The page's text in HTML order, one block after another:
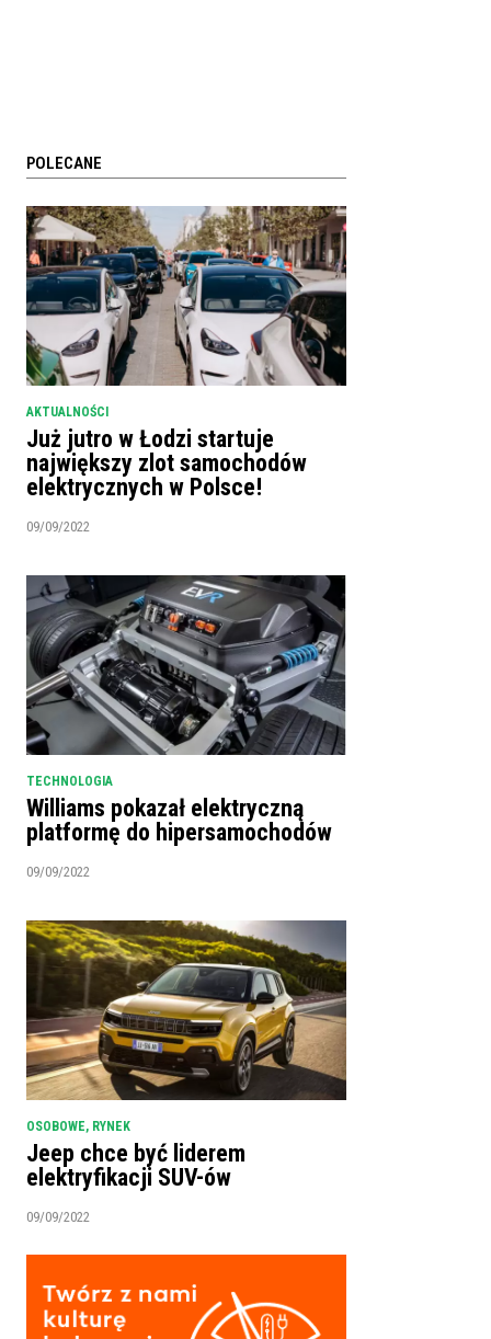
POLECANE
AKTUALNOŚCI
Już jutro w Łodzi startuje
największy zlot samochodów
elektrycznych w Polsce!
09/09/2022
TECHNOLOGIA
Williams pokazał elektryczną
platformę do hipersamochodów
09/09/2022
OSOBOWE, RYNEK
Jeep chce być liderem
elektryfikacji SUV-ów
09/09/2022